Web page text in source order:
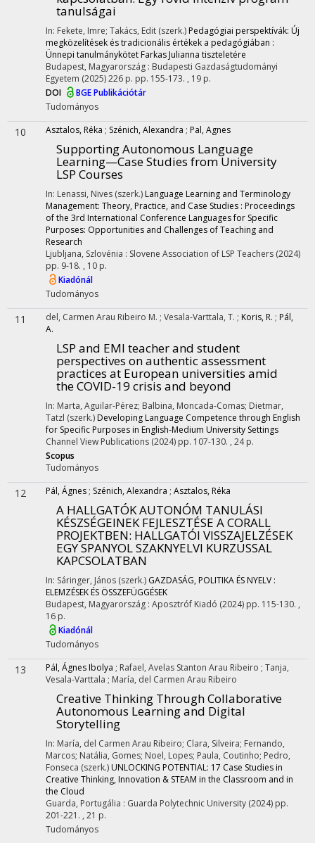
tanulságai
In: Fekete, Imre; Takács, Edit (szerk.) Pedagógiai perspektívák: Új
megközelítések és tradicionális értékek a pedagógiában :
Ünnepi tanulmánykötet Farkas Julianna tiszteletére
Budapest, Magyarország : Budapesti Gazdaságtudományi
Egyetem (2025)226 p. pp. 155-173. , 19 p.
DOI
BGE Publikációtár
Tudományos
10 Asztalos, Réka ; Szénich, Alexandra ; Pal, Agnes
Supporting Autonomous Language
Learning—Case Studies from University
LSP Courses
In: Lenassi, Nives (szerk.) Language Learning and Terminology
Management: Theory, Practice, and Case Studies : Proceedings
of the 3rd International Conference Languages for Specific
Purposes: Opportunities and Challenges of Teaching and
Research
Ljubljana, Szlovénia : Slovene Association of LSP Teachers (2024)
pp. 9-18. , 10 p.
Kiadónál
Tudományos
11 del, Carmen Arau Ribeiro M. ; Vesala-Varttala, T. ; Koris, R. ; Pál,
A.
LSP and EMI teacher and student
perspectives on authentic assessment
practices at European universities amid
the COVID-19 crisis and beyond
In: Marta, Aguilar-Pérez; Balbina, Moncada-Comas; Dietmar,
Tatzl (szerk.) Developing Language Competence through English
for Specific Purposes in English-Medium University Settings
Channel View Publications (2024) pp. 107-130. , 24 p.
Scopus
Tudományos
12 Pál, Ágnes ; Szénich, Alexandra ; Asztalos, Réka
A HALLGATÓK AUTONÓM TANULÁSI
KÉSZSÉGEINEK FEJLESZTÉSE A CORALL
PROJEKTBEN: HALLGATÓI VISSZAJELZÉSEK
EGY SPANYOL SZAKNYELVI KURZUSSAL
KAPCSOLATBAN
In: Sáringer, János (szerk.) GAZDASÁG, POLITIKA ÉS NYELV :
ELEMZÉSEK ÉS ÖSSZEFÜGGÉSEK
Budapest, Magyarország : Aposztróf Kiadó (2024) pp. 115-130. ,
16 p.
Kiadónál
Tudományos
13 Pál, Ágnes Ibolya ; Rafael, Avelas Stanton Arau Ribeiro ; Tanja,
Vesala-Varttala ; María, del Carmen Arau Ribeiro
Creative Thinking Through Collaborative
Autonomous Learning and Digital
Storytelling
In: María, del Carmen Arau Ribeiro; Clara, Silveira; Fernando,
Marcos; Natália, Gomes; Noel, Lopes; Paula, Coutinho; Pedro,
Fonseca (szerk.) UNLOCKING POTENTIAL: 17 Case Studies in
Creative Thinking, Innovation & STEAM in the Classroom and in
the Cloud
Guarda, Portugália : Guarda Polytechnic University (2024) pp.
201-221. , 21 p.
Tudományos